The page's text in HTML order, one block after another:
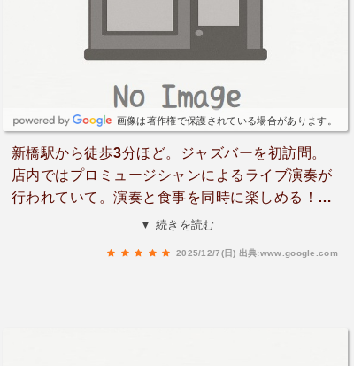
画像は著作権で保護されている場合があります。
新橋駅から徒歩3分ほど。ジャズバーを初訪問。
店内ではプロミュージシャンによるライブ演奏が
行われていて。演奏と食事を同時に楽しめる！特
にワインの品揃えが豊富で、15種類以上の銘柄を
▼ 続きを読む
2025/12/7(日) 出典:www.google.com